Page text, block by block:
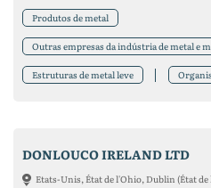
Produtos de metal
Outras empresas da indústria de metal e
Estruturas de metal leve
DONLOUCO IRELAND LTD
Etats-Unis, État de l'Ohio, Dublin (État